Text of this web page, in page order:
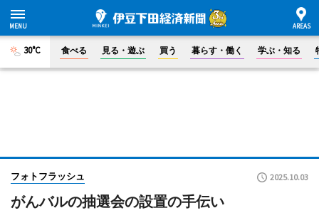
30°C 食べる 見る・遊ぶ 買う 暮らす・働く 学ぶ・知る
フォトフラッシュ 2025.10.03
がんバルの抽選会の設置の手伝い